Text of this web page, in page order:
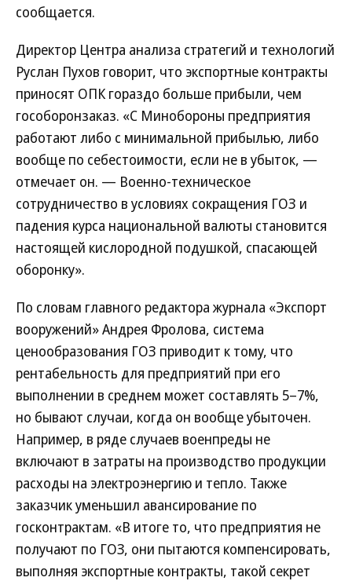
сообщается.
Директор Центра анализа стратегий и технологий
Руслан Пухов говорит, что экспортные контракты
приносят ОПК гораздо больше прибыли, чем
гособоронзаказ. «С Минобороны предприятия
работают либо с минимальной прибылью, либо
вообще по себестоимости, если не в убыток, —
отмечает он. — Военно-техническое
сотрудничество в условиях сокращения ГОЗ и
падения курса национальной валюты становится
настоящей кислородной подушкой, спасающей
оборонку».
По словам главного редактора журнала «Экспорт
вооружений» Андрея Фролова, система
ценообразования ГОЗ приводит к тому, что
рентабельность для предприятий при его
выполнении в среднем может составлять 5–7%,
но бывают случаи, когда он вообще убыточен.
Например, в ряде случаев военпреды не
включают в затраты на производство продукции
расходы на электроэнергию и тепло. Также
заказчик уменьшил авансирование по
госконтрактам. «В итоге то, что предприятия не
получают по ГОЗ, они пытаются компенсировать,
выполняя экспортные контракты, такой секрет